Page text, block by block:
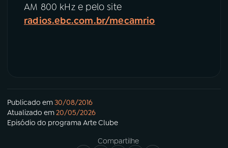
AM 800 kHz e pelo site
radios.ebc.com.br/mecamrio
Publicado em30/08/2016
Atualizado em20/05/2026
Episódio do programa Arte Clube
Compartilhe